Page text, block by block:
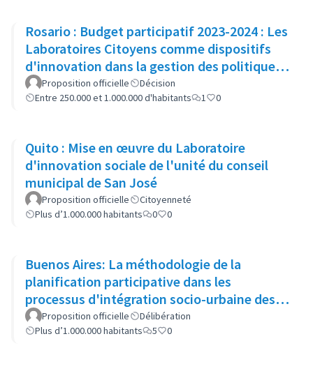
Rosario : Budget participatif 2023-2024 : Les
Laboratoires Citoyens comme dispositifs
d'innovation dans la gestion des politiques
publiques
Proposition officielle
Décision
Entre 250.000 et 1.000.000 d'habitants
1 0
Quito : Mise en œuvre du Laboratoire
d'innovation sociale de l'unité du conseil
municipal de San José
Proposition officielle
Citoyenneté
Plus d’1.000.000 habitants
0 0
Buenos Aires: La méthodologie de la
planification participative dans les
processus d'intégration socio-urbaine des
quartiers populaires
Proposition officielle
Délibération
Plus d’1.000.000 habitants
5 0